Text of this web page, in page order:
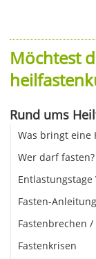
Möchtest
Rund ums
Was bringt eine
Wer darf fasten?
Entlastungstage
Fasten-
Fastenbrechen
Fastenkrisen